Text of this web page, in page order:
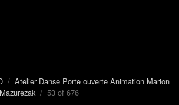
/ Atelier Danse Porte ouverte Animation Marion
Mazurezak/ 53 of 676